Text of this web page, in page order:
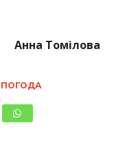
Анна Томілова
ПОГОДА